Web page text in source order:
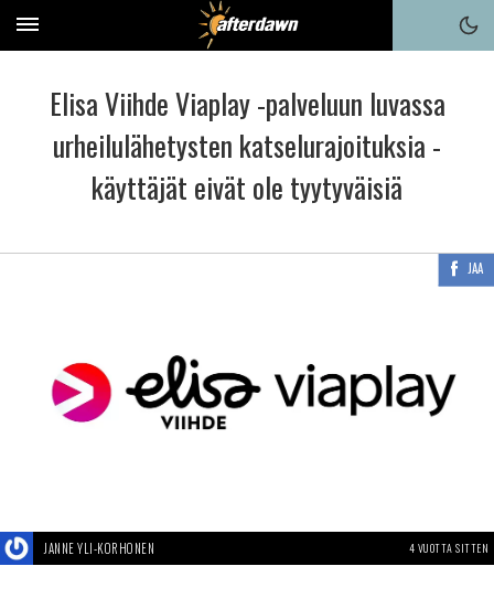
Elisa Viihde Viaplay -palveluun luvassa
urheilulähetysten katselurajoituksia -
käyttäjät eivät ole tyytyväisiä
JAA
JANNE YLI-KORHONEN 4 VUOTTA SITTEN